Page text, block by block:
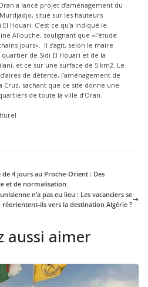
a lancé projet d’aménagement du
situé sur les hauteurs
Houari. C’est ce qu’a indiqué le
Allouche, soulignant que «l’étude
jours». Il s’agit, selon le maire
quartier de Sidi El Houari et de la
et ce sur une surface de 5 km2. Le
de détente, l’aménagement de
Cruz, sachant que ce site donne une
de toute la ville d’Oran.
4 jours au Proche-Orient : Des
et de normalisation
n’a pas eu lieu : Les vacanciers se
réorientent-ils vers la destination Algérie ?
aussi aimer